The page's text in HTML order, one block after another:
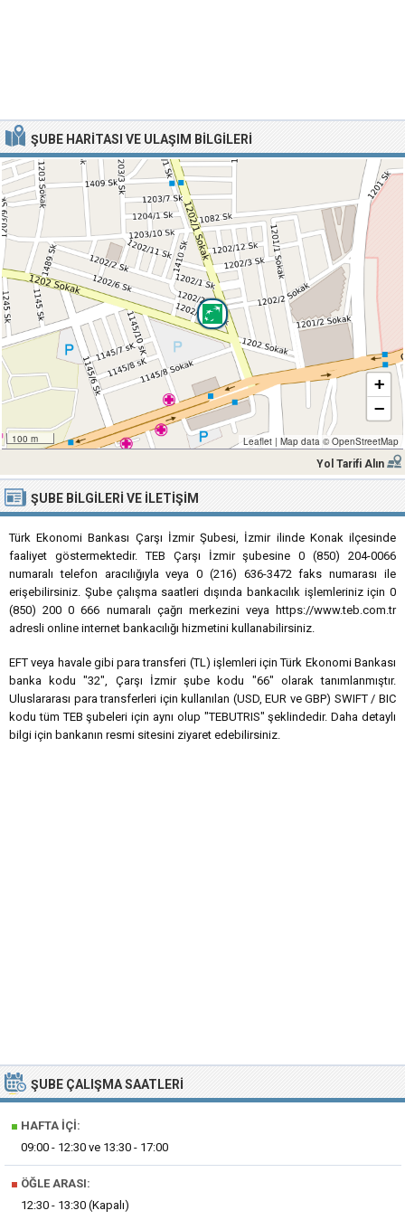
ŞUBE HARITASI VE ULAŞIM BILGILERI
100 m
+
−
Leaflet | Map data ©OpenStreetMap
Yol Tarifi Alın
ŞUBE BILGILERI VE İLETIŞIM
Türk Ekonomi Bankası Çarşı İzmir Şubesi, İzmir ilinde Konak ilçesinde
faaliyet göstermektedir. TEB Çarşı İzmir şubesine 0 (850) 204-0066
numaralı telefon aracılığıyla veya 0 (216) 636-3472 faks numarası ile
erişebilirsiniz. Şube çalışma saatleri dışında bankacılık işlemleriniz için 0
(850) 200 0 666 numaralı çağrı merkezini veya https://www.teb.com.tr
adresli online internet bankacılığı hizmetini kullanabilirsiniz.
EFT veya havale gibi para transferi (TL) işlemleri için Türk Ekonomi Bankası
banka kodu "32", Çarşı İzmir şube kodu "66" olarak tanımlanmıştır.
Uluslararası para transferleri için kullanılan (USD, EUR ve GBP) SWIFT / BIC
kodu tüm TEB şubeleri için aynı olup "TEBUTRIS" şeklindedir. Daha detaylı
bilgi için bankanın resmi sitesini ziyaret edebilirsiniz.
ŞUBE ÇALIŞMA SAATLERI
■ HAFTA İÇI:
09:00 - 12:30 ve 13:30 - 17:00
■ ÖĞLE ARASI:
12:30 - 13:30 (Kapalı)